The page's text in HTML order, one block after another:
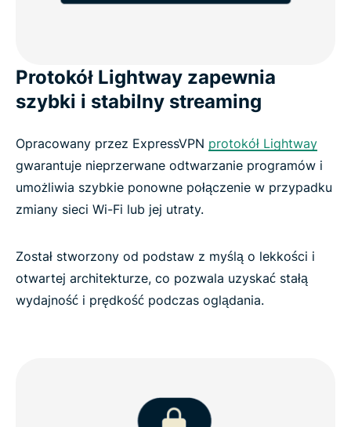
Protokół Lightway zapewnia
szybki i stabilny streaming
Opracowany przez ExpressVPN protokół Lightway
gwarantuje nieprzerwane odtwarzanie programów i
umożliwia szybkie ponowne połączenie w przypadku
zmiany sieci Wi-Fi lub jej utraty.
Został stworzony od podstaw z myślą o lekkości i
otwartej architekturze, co pozwala uzyskać stałą
wydajność i prędkość podczas oglądania.